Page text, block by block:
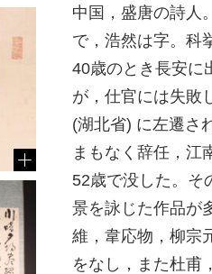
中国，盛唐の詩人
で，浩然は字。科
40歳のとき長安に
が，仕官には失敗
(湖北省) に左遷さ
まもなく辞任，江
52歳で没した。そ
景を詠じた作品が
維，韋応物，柳宗
をなし，また杜甫